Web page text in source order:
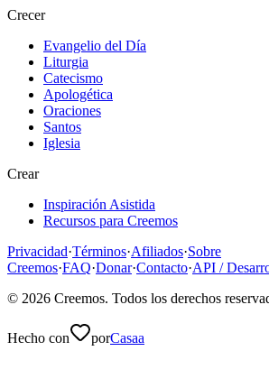
Crecer
Evangelio del Día
Liturgia
Catecismo
Apologética
Oraciones
Santos
Iglesia
Crear
Inspiración Asistida
Recursos para Creemos
Privacidad·Términos·Afiliados·Sobre
Creemos·FAQ·Donar·Contacto·API /
© 2026 Creemos. Todos los derechos
Hecho con porCasaa